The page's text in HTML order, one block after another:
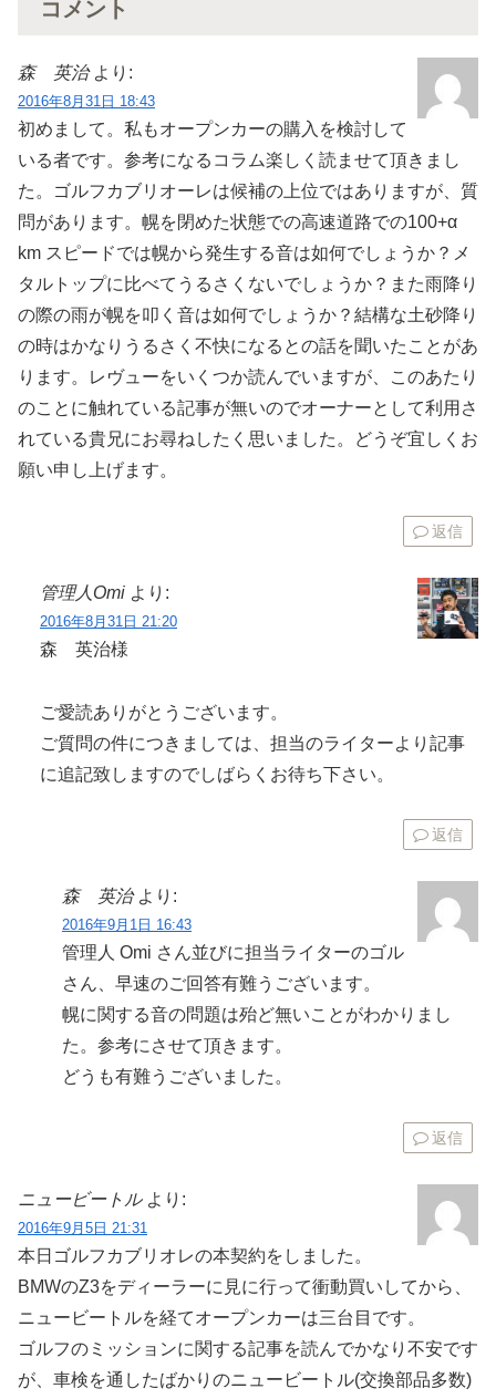
コメント
森 英治 より:
2016年8月31日 18:43
初めまして。私もオープンカーの購入を検討して
いる者です。参考になるコラム楽しく読ませて頂きまし
た。ゴルフカブリオーレは候補の上位ではありますが、質
問があります。幌を閉めた状態での高速道路での100+α
km スピードでは幌から発生する音は如何でしょうか？メ
タルトップに比べてうるさくないでしょうか？また雨降り
の際の雨が幌を叩く音は如何でしょうか？結構な土砂降り
の時はかなりうるさく不快になるとの話を聞いたことがあ
ります。レヴューをいくつか読んでいますが、このあたり
のことに触れている記事が無いのでオーナーとして利用さ
れている貴兄にお尋ねしたく思いました。どうぞ宜しくお
願い申し上げます。
返信
管理人Omi より:
2016年8月31日 21:20
森 英治様
ご愛読ありがとうございます。
ご質問の件につきましては、担当のライターより記事
に追記致しますのでしばらくお待ち下さい。
返信
森 英治 より:
2016年9月1日 16:43
管理人 Omi さん並びに担当ライターのゴル
さん、早速のご回答有難うございます。
幌に関する音の問題は殆ど無いことがわかりまし
た。参考にさせて頂きます。
どうも有難うございました。
返信
ニュービートル より:
2016年9月5日 21:31
本日ゴルフカブリオレの本契約をしました。
BMWのZ3をディーラーに見に行って衝動買いしてから、
ニュービートルを経てオープンカーは三台目です。
ゴルフのミッションに関する記事を読んでかなり不安です
が、車検を通したばかりのニュービートル(交換部品多数)